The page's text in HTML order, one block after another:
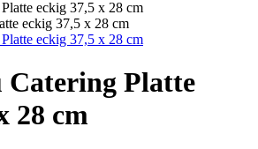
eckig 37,5 x 28 cm
Catering Platte
28 cm